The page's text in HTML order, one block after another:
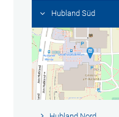
Hubland Süd